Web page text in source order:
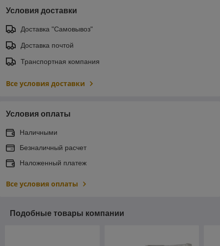
Условия доставки
Доставка "Самовывоз"
Доставка почтой
Транспортная компания
Все условия доставки
Условия оплаты
Наличными
Безналичный расчет
Наложенный платеж
Все условия оплаты
Подобные товары компании